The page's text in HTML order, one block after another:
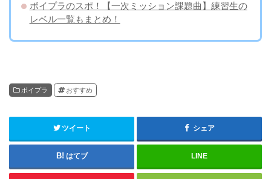
ボイプラのスポ！【一次ミッション課題曲】練習生の
レベル一覧もまとめ！
ボイプラ おすすめ
ツイート シェア
はてブ LINE